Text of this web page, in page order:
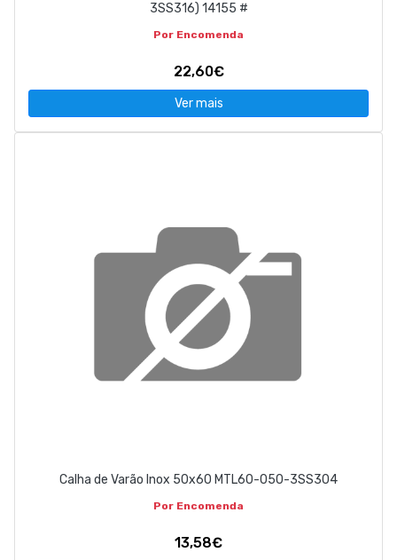
3SS316) 14155 #
Por Encomenda
22,60€
Ver mais
Calha de Varão Inox 50x60 MTL60-050-3SS304
Por Encomenda
13,58€